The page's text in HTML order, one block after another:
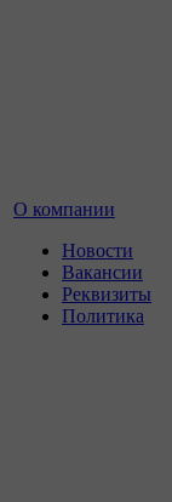
О компании
Новости
Вакансии
Реквизиты
Политика